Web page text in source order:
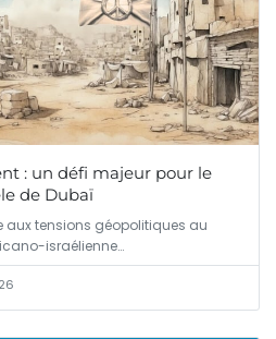
: un défi majeur pour le
de Dubaï
aux tensions géopolitiques au
israélienne…